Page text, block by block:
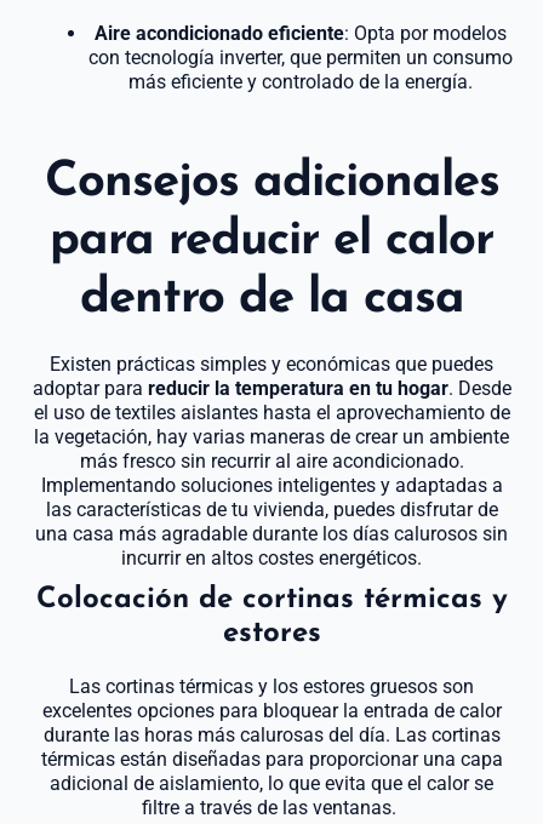
Aire acondicionado eficiente: Opta por modelos
con tecnología inverter, que permiten un consumo
más eficiente y controlado de la energía.
Consejos adicionales
para reducir el calor
dentro de la casa
Existen prácticas simples y económicas que puedes
adoptar para reducir la temperatura en tu hogar. Desde
el uso de textiles aislantes hasta el aprovechamiento de
la vegetación, hay varias maneras de crear un ambiente
más fresco sin recurrir al aire acondicionado.
Implementando soluciones inteligentes y adaptadas a
las características de tu vivienda, puedes disfrutar de
una casa más agradable durante los días calurosos sin
incurrir en altos costes energéticos.
Colocación de cortinas térmicas y
estores
Las cortinas térmicas y los estores gruesos son
excelentes opciones para bloquear la entrada de calor
durante las horas más calurosas del día. Las cortinas
térmicas están diseñadas para proporcionar una capa
adicional de aislamiento, lo que evita que el calor se
filtre a través de las ventanas.